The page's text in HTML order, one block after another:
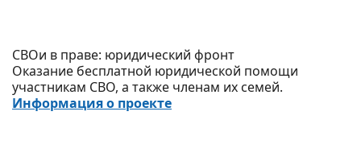
СВОи в праве: юридический фронт
Оказание бесплатной юридической помощи
участникам СВО, а также членам их семей.
Информация о проекте